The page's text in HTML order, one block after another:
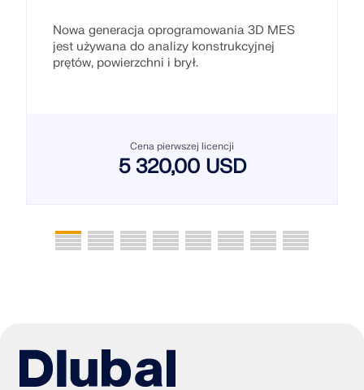
Nowa generacja oprogramowania 3D MES
jest używana do analizy konstrukcyjnej
prętów, powierzchni i brył.
Cena pierwszej licencji
5 320,00 USD